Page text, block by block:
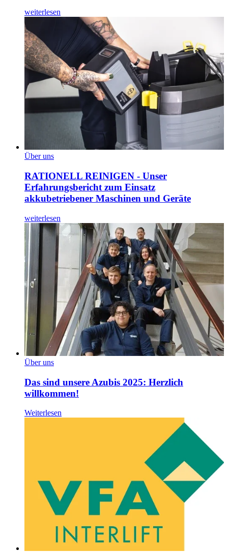
weiterlesen
Über uns
RATIONELL REINIGEN - Unser
Erfahrungsbericht zum Einsatz
akkubetriebener Maschinen und Geräte
weiterlesen
Über uns
Das sind unsere Azubis 2025: Herzlich
willkommen!
Weiterlesen